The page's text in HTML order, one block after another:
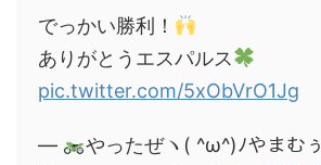
でっかい勝利！
ありがとうエスパルス
pic.twitter.com/5xObVrO1Jg
—
やったぜヽ( ^ω^)ﾉやまむぅ